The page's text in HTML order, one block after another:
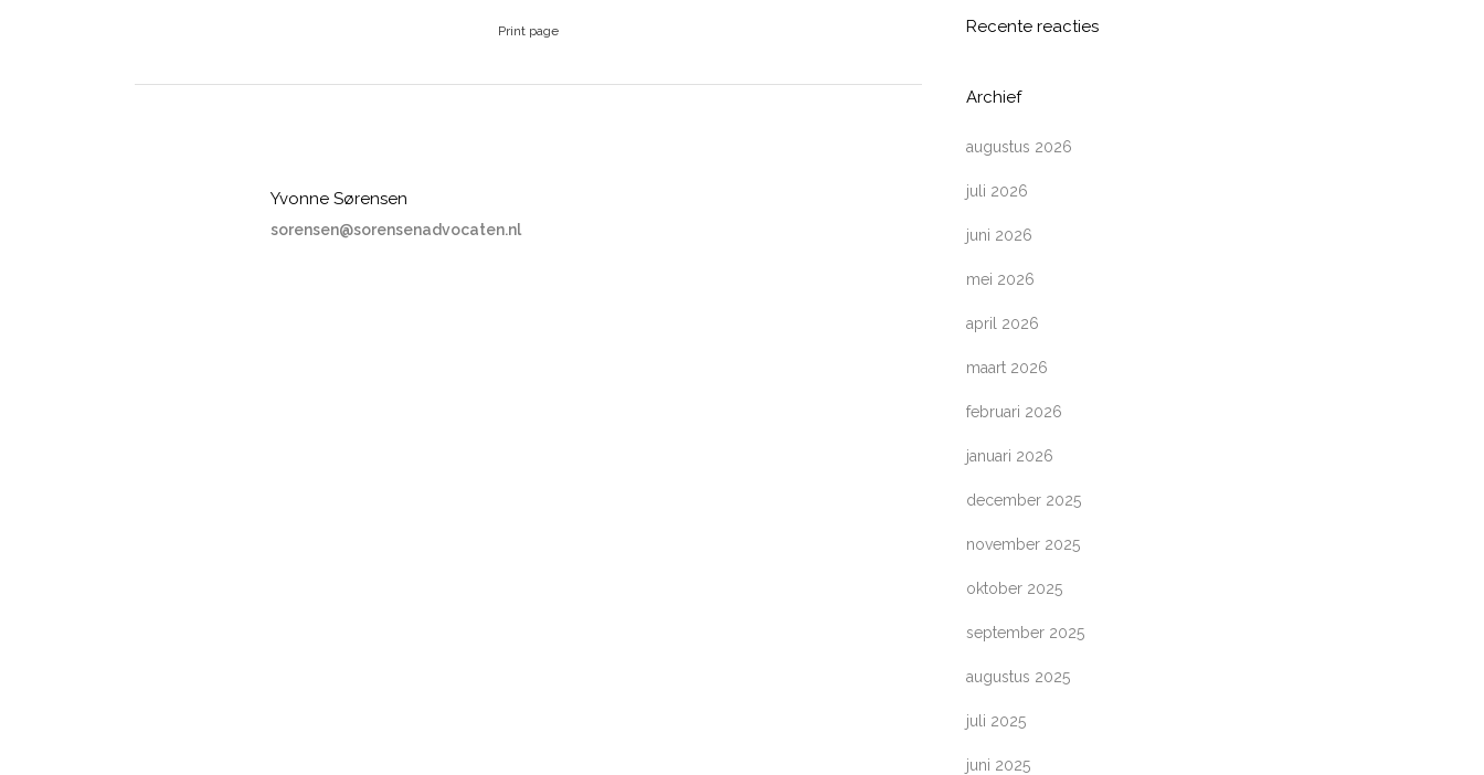
Print page
Yvonne Sørensen
sorensen@sorensenadvocaten.nl
Recente reacties
Archief
augustus 2026
juli 2026
juni 2026
mei 2026
april 2026
maart 2026
februari 2026
januari 2026
december 2025
november 2025
oktober 2025
september 2025
augustus 2025
juli 2025
juni 2025